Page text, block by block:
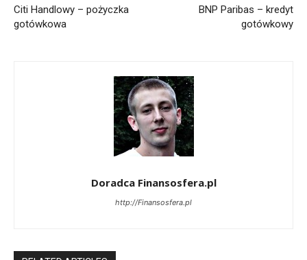
Citi Handlowy – pożyczka
gotówkowa
BNP Paribas – kredyt
gotówkowy
Doradca Finansosfera.pl
http://Finansosfera.pl